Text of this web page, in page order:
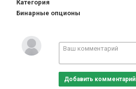
Категория
Бинарные опционы
Добавить комментарий